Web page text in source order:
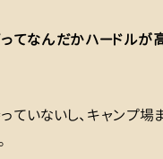
ってなんだかハードル
ていないし、キャンプ